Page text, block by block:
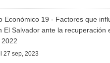
Económico 19 - Factores que
El Salvador ante la recuperación
27 sep, 2023